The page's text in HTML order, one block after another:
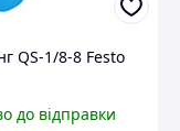
QS-1/8-8 Festo
до відправки